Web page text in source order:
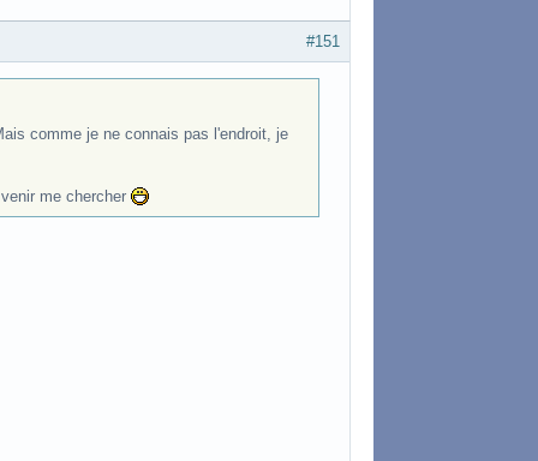
#151
comme je ne connais pas l'endroit, je
me chercher